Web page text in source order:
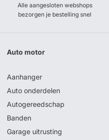
Alle aangesloten webshops
bezorgen je bestelling snel
Auto motor
Aanhanger
Auto onderdelen
Autogereedschap
Banden
Garage uitrusting